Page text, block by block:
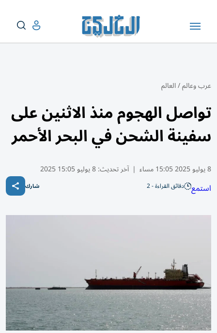
عرب وعالم/العالم
تواصل الهجوم منذ الاثنين على
سفينة الشحن في البحر الأحمر
8 يوليو 2025 15:05 مساء | آخر تحديث:8 يوليو 15:05 2025
استمع دقائق القراءة - 2 شارك